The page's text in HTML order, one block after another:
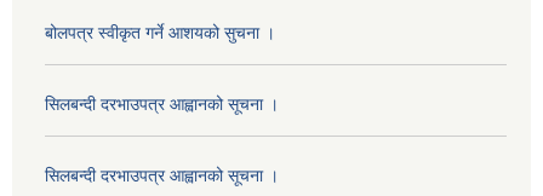
बोलपत्र स्वीकृत गर्ने आशयको सुचना ।
सिलबन्दी दरभाउपत्र आह्वानको सूचना ।
सिलबन्दी दरभाउपत्र आह्वानको सूचना ।